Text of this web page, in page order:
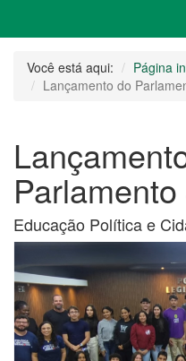
Você está aqui:
Página
Lançamento do
Educação Política e